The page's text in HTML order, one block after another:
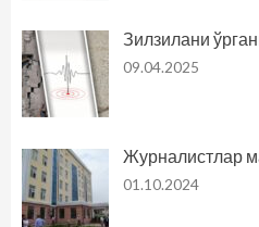
Зилзилани
09.04.2025
Журналистлар
01.10.2024